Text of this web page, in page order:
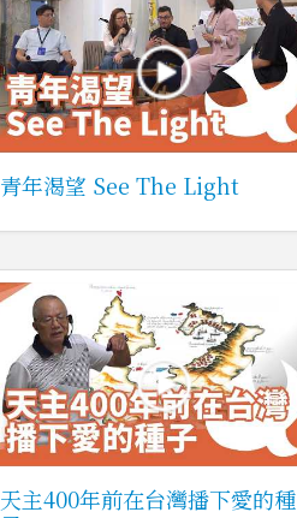
青年渴望 See The Light
天主400年前在台灣播下愛的種